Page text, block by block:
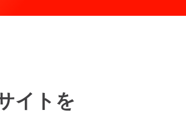
イトを